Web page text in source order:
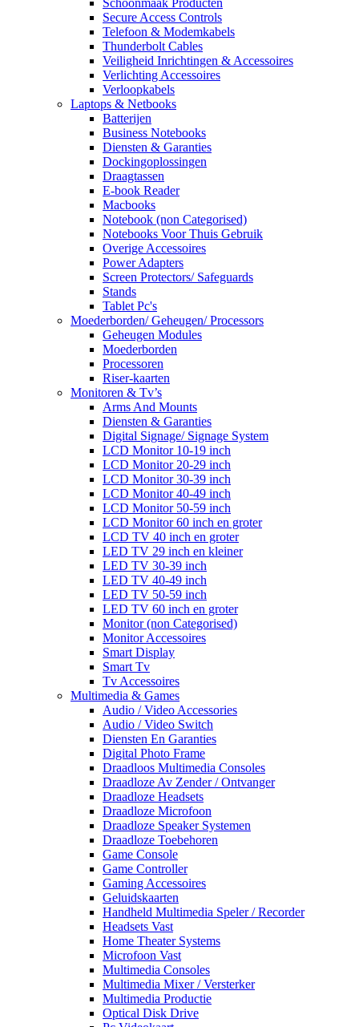
Secure Access Controls
Telefoon & Modemkabels
Thunderbolt Cables
Veiligheid Inrichtingen & Accessoires
Verlichting Accessoires
Verloopkabels
Laptops & Netbooks
Batterijen
Business Notebooks
Diensten & Garanties
Dockingoplossingen
Draagtassen
E-book Reader
Macbooks
Notebook (non Categorised)
Notebooks Voor Thuis Gebruik
Overige Accessoires
Power Adapters
Screen Protectors/ Safeguards
Stands
Tablet Pc's
Moederborden/ Geheugen/ Processors
Geheugen Modules
Moederborden
Processoren
Riser-kaarten
Monitoren & Tv’s
Arms And Mounts
Diensten & Garanties
Digital Signage/ Signage System
LCD Monitor 10-19 inch
LCD Monitor 20-29 inch
LCD Monitor 30-39 inch
LCD Monitor 40-49 inch
LCD Monitor 50-59 inch
LCD Monitor 60 inch en groter
LCD TV 40 inch en groter
LED TV 29 inch en kleiner
LED TV 30-39 inch
LED TV 40-49 inch
LED TV 50-59 inch
LED TV 60 inch en groter
Monitor (non Categorised)
Monitor Accessoires
Smart Display
Smart Tv
Tv Accessoires
Multimedia & Games
Audio / Video Accessories
Audio / Video Switch
Diensten En Garanties
Digital Photo Frame
Draadloos Multimedia Consoles
Draadloze Av Zender / Ontvanger
Draadloze Headsets
Draadloze Microfoon
Draadloze Speaker Systemen
Draadloze Toebehoren
Game Console
Game Controller
Gaming Accessoires
Geluidskaarten
Handheld Multimedia Speler / Recorder
Headsets Vast
Home Theater Systems
Microfoon Vast
Multimedia Consoles
Multimedia Mixer / Versterker
Multimedia Productie
Optical Disk Drive